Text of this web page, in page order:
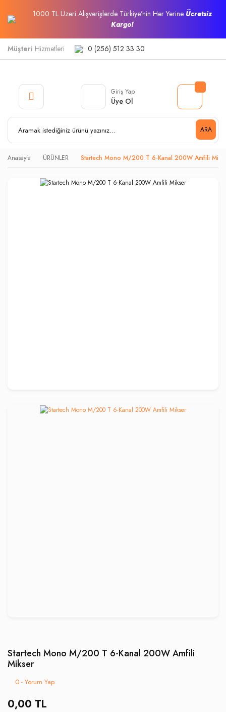
1000 TL Üzeri Alışverişlerde Türkiye'nin Her Yerine Ücretsiz
Kargo!
Müşteri Hizmetleri 0 (256) 512 33 30
ARA
Giriş Yap
Üye Ol
Anasayfa ÜRÜNLER Startech Mono M/200 T 6-Kanal 200W Amfili
Startech Mono M/200 T 6-Kanal 200W Amfili
Mikser
0 - Yorum Yap
0,00 TL